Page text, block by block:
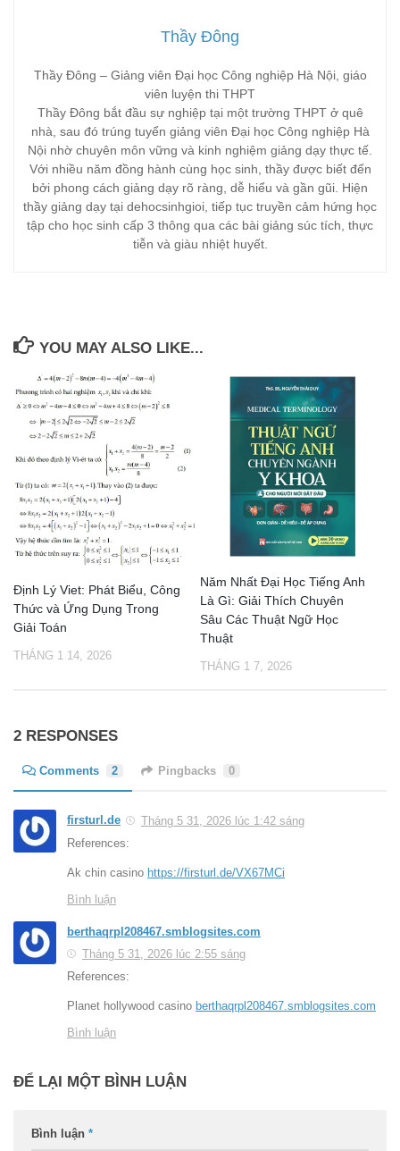
Thầy Đông
Thầy Đông – Giảng viên Đại học Công nghiệp Hà Nội, giáo
viên luyện thi THPT
Thầy Đông bắt đầu sự nghiệp tại một trường THPT ở quê
nhà, sau đó trúng tuyển giảng viên Đại học Công nghiệp Hà
Nội nhờ chuyên môn vững và kinh nghiệm giảng dạy thực tế.
Với nhiều năm đồng hành cùng học sinh, thầy được biết đến
bởi phong cách giảng dạy rõ ràng, dễ hiểu và gần gũi. Hiện
thầy giảng dạy tại dehocsinhgioi, tiếp tục truyền cảm hứng học
tập cho học sinh cấp 3 thông qua các bài giảng súc tích, thực
tiễn và giàu nhiệt huyết.
YOU MAY ALSO LIKE...
Định Lý Viet: Phát Biểu, Công
Thức và Ứng Dụng Trong
Giải Toán
THÁNG 1 14, 2026
Năm Nhất Đại Học Tiếng Anh
Là Gì: Giải Thích Chuyên
Sâu Các Thuật Ngữ Học
Thuật
THÁNG 1 7, 2026
2 RESPONSES
Comments 2 Pingbacks 0
firsturl.de
Tháng 5 31, 2026 lúc 1:42 sáng
References:
Ak chin casino https://firsturl.de/VX67MCi
Bình luận
berthaqrpl208467.smblogsites.com
Tháng 5 31, 2026 lúc 2:55 sáng
References:
Planet hollywood casino berthaqrpl208467.smblogsites.com
Bình luận
ĐỂ LẠI MỘT BÌNH LUẬN
Bình luận *